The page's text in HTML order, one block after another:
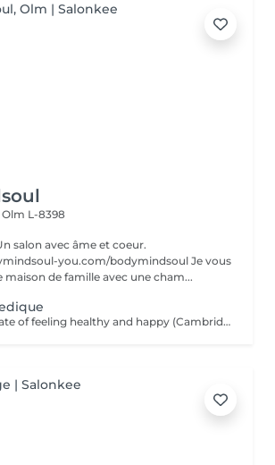
Olm L-8398
salon avec âme et coeur.
you.com/bodymindsoul Je vous
maison de famille avec une cham...
Well-being, the state of feeling healthy and happy (Cambridge dictionary) is exactly what you get during the massage. Your body and mind are in agreement. Find a moment of listening, relaxation and the opportunity to refocus and rejuvenate. The massage provokes the release of happiness hormones. The Ayurveda massage finds its roots in India and invites the body to heal itself and create balance between body, mind and spirit, all by getting massaged with hot organic oil. While the oil enters the body with smooth massage techniques, it helps the body to detoxify and release properly. In Ayurveda the science of life a person's health is based on their dosha = a balance of the five elements of the world known as fire, water, earth, space and air. The three doshas: VATA (air & space); PITTA (fire & water); KAPHA ( earth & water). Each person has one dominant dosha based on physical, emotional, mental, and behavioral characteristics. The focus is to bring the energy centers (chakras) in balance by encouraging the elimination of toxins and making the energy in our body flow.